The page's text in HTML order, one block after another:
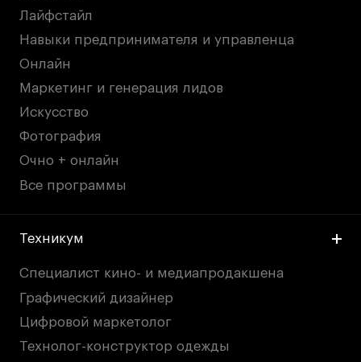
Лайфстайл
Навыки предпринимателя и управленца
Онлайн
Маркетинг и генерация лидов
Искусство
Фотография
Очно + онлайн
Все программы
Техникум
Специалист кино- и медиапродакшена
Графический дизайнер
Цифровой маркетолог
Технолог-конструктор одежды